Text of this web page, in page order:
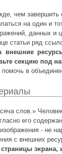
чем
на один и
данных и
статьи ряд
внешние
секцию под
в
слов.»
его
- не
с внешних
экрана,